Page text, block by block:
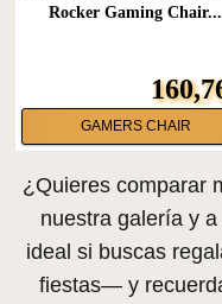
Rocker Gaming Chair...
GAMERS CHAIR
¿Quieres comparar
nuestra galería y
ideal si buscas
fiestas— y